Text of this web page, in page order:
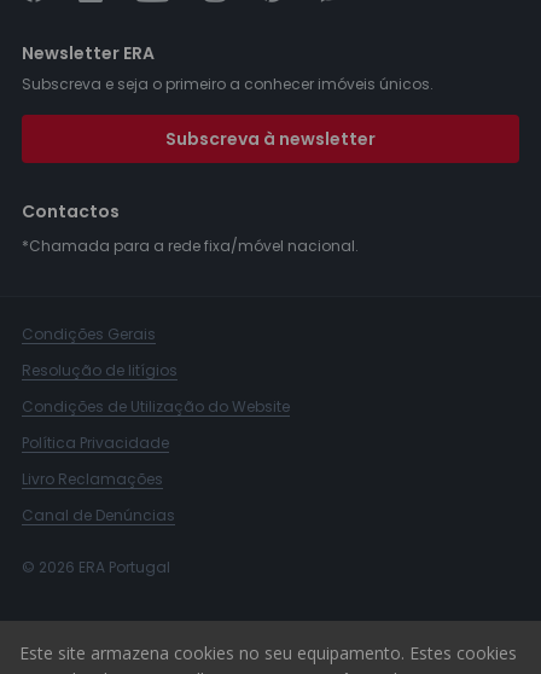
Newsletter ERA
Subscreva e seja o primeiro a conhecer imóveis únicos.
Subscreva à newsletter
Contactos
*Chamada para a rede fixa/móvel nacional.
Condições Gerais
Resolução de litígios
Condições de Utilização do Website
Política Privacidade
Livro Reclamações
Canal de Denúncias
© 2026 ERA Portugal
Este site armazena cookies no seu equipamento. Estes cookies